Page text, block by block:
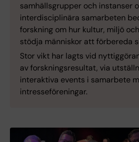
samhällsgrupper och instanser
interdisciplinära samarbeten
forskning om hur kultur, miljö
stödja människor att förbereda
Stor vikt har lagts vid
av forskningsresultat, via
interaktiva events i samarbete
intresseföreningar.